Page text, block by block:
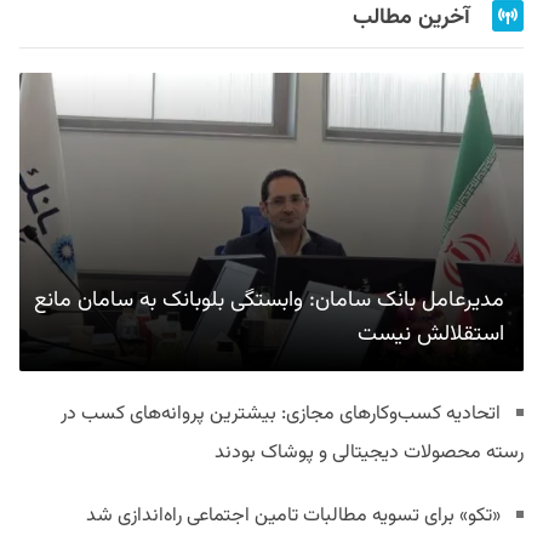
آخرین مطالب
مدیرعامل بانک سامان: وابستگی بلوبانک به سامان مانع
استقلالش نیست
اتحادیه کسب‌وکارهای مجازی: بیشترین پروانه‌های کسب در
رسته محصولات دیجیتالی و پوشاک بودند
«تکو» برای تسویه مطالبات تامین اجتماعی راه‌اندازی شد